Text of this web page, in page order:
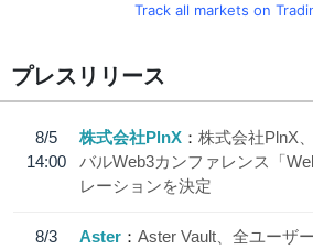
Track all markets on
プレスリリース
8/5
14:00
株式会社PlnX
株式会社PlnX
バルWeb3カンファレンス「
レーションを決定
8/3
Aster Aster Vault、全ユーザ